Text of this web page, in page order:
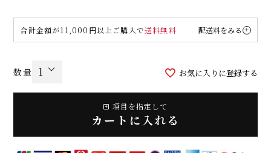
合計金額が11,000円以上ご購入で送料無料 配送料をみる
お気に入りに登録する
項目を指定して
カートに入れる